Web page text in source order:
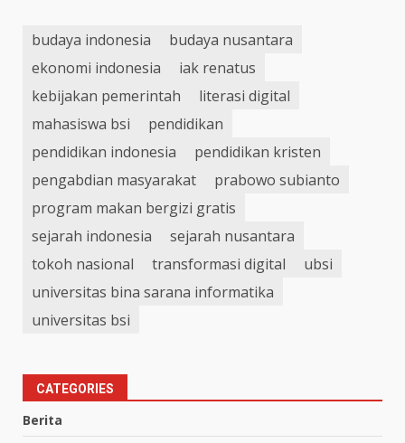
budaya indonesia
budaya nusantara
ekonomi indonesia
iak renatus
kebijakan pemerintah
literasi digital
mahasiswa bsi
pendidikan
pendidikan indonesia
pendidikan kristen
pengabdian masyarakat
prabowo subianto
program makan bergizi gratis
sejarah indonesia
sejarah nusantara
tokoh nasional
transformasi digital
ubsi
universitas bina sarana informatika
universitas bsi
CATEGORIES
Berita